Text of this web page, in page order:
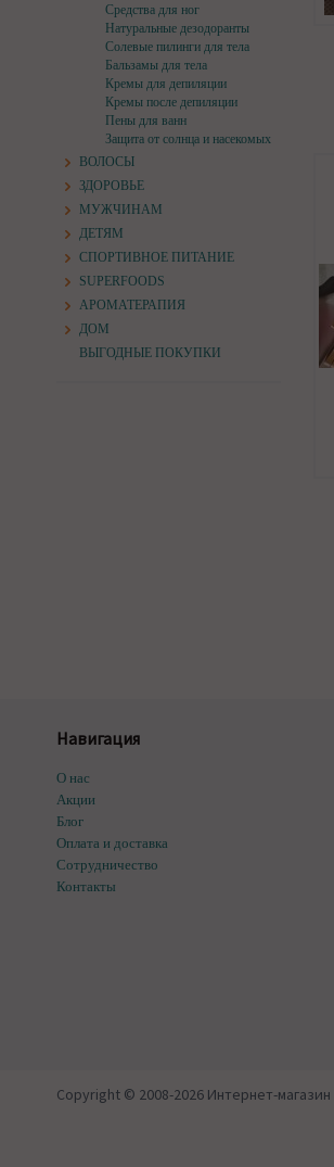
Средства для ног
Натуральные дезодоранты
Солевые пилинги для тела
Бальзамы для тела
Кремы для депиляции
Кремы после депиляции
Пены для ванн
Защита от солнца и насекомых
ВОЛОСЫ
ЗДОРОВЬЕ
МУЖЧИНАМ
ДЕТЯМ
СПОРТИВНОЕ ПИТАНИЕ
SUPERFOODS
АРОМАТЕРАПИЯ
ДОМ
ВЫГОДНЫЕ ПОКУПКИ
Навигация
О нас
Акции
Блог
Оплата и доставка
Сотрудничество
Контакты
Copyright © 2008-2026 Интернет-магазин